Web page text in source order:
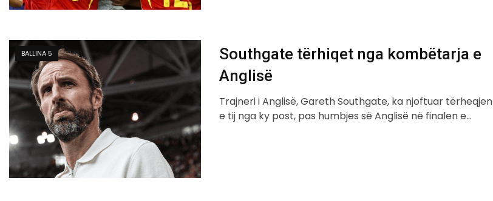
BALLINA 5
Southgate tërhiqet nga kombëtarja e
Anglisë
Trajneri i Anglisë, Gareth Southgate, ka njoftuar tërheqjen
e tij nga ky post, pas humbjes së Anglisë në finalen e…